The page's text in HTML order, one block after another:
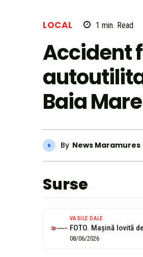
LOCAL 1 min. Read
Accident
Baia
By News Maramures
Surse
VASILE DALE
08/06/2026